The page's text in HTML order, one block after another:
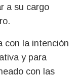
a su cargo
con la intención
y para
con las